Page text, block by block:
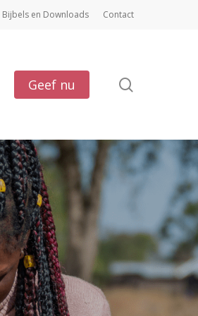
Bijbels en Downloads Contact
Geef nu